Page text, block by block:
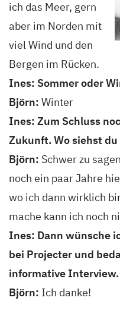
ich das Meer, gern
aber im Norden mit
viel Wind und den
Bergen im Rücken.
Ines: Sommer oder
Björn: Winter
Ines: Zum Schluss
Zukunft. Wo siehst
Björn: Schwer zu
noch ein paar Jahre
wo ich dann wirklich
mache kann ich noch
Ines: Dann wünsche
bei Projecter und
informative Interview.
Björn: Ich danke!